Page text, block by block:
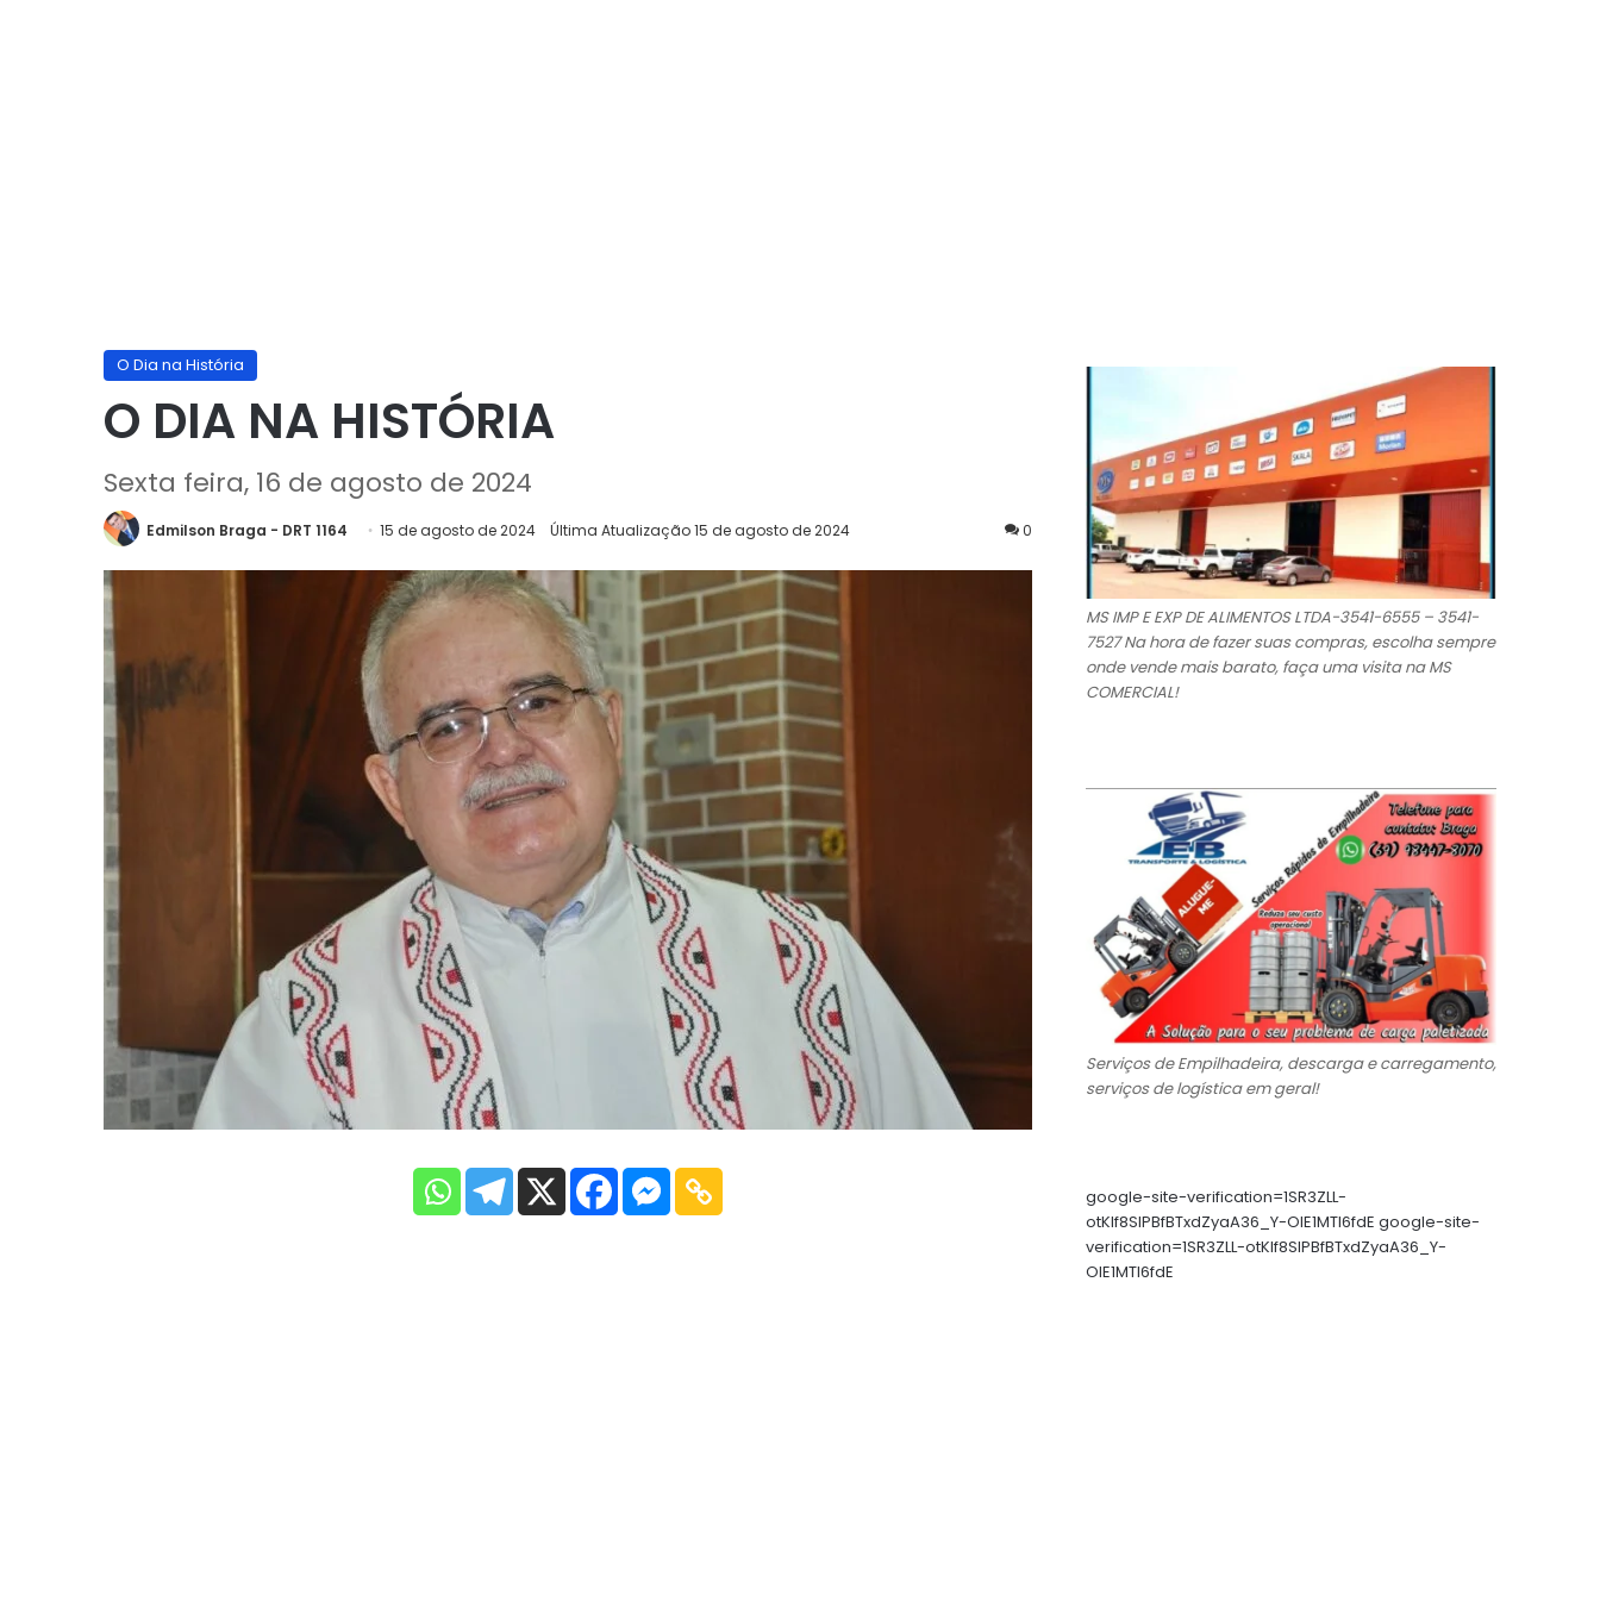
O Dia na História
O DIA NA HISTÓRIA
Sexta feira, 16 de agosto de 2024
Edmilson Braga - DRT 1164 15 de agosto de 2024 Última Atualização 15 de agosto de 2024 0
MS IMP E EXP DE ALIMENTOS LTDA-3541-6555 – 3541-
7527 Na hora de fazer suas compras, escolha sempre
onde vende mais barato, faça uma visita na MS
COMERCIAL!
Serviços de Empilhadeira, descarga e carregamento,
serviços de logística em geral!
google-site-verification=1SR3ZLL-
otKIf8SlPBfBTxdZyaA36_Y-OIE1MTl6fdE google-site-
verification=1SR3ZLL-otKIf8SlPBfBTxdZyaA36_Y-
OIE1MTl6fdE